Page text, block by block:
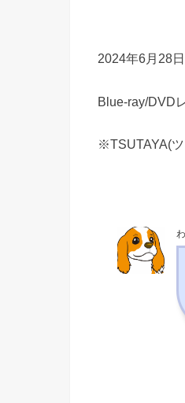
2024年6月28
Blue-ray/DVD
※TSUTAYA(